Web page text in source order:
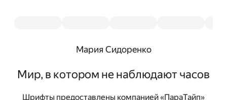
Мария Сидоренко
Мир, в котором не наблюдают часов
Шрифты предоставлены компанией «ПараТайп»